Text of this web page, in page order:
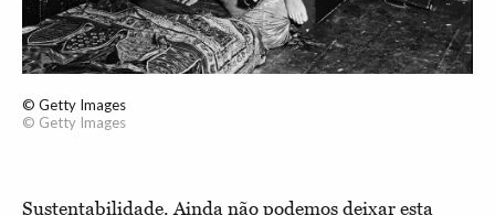
© Getty Images
© Getty Images
Sustentabilidade. Ainda não podemos deixar esta